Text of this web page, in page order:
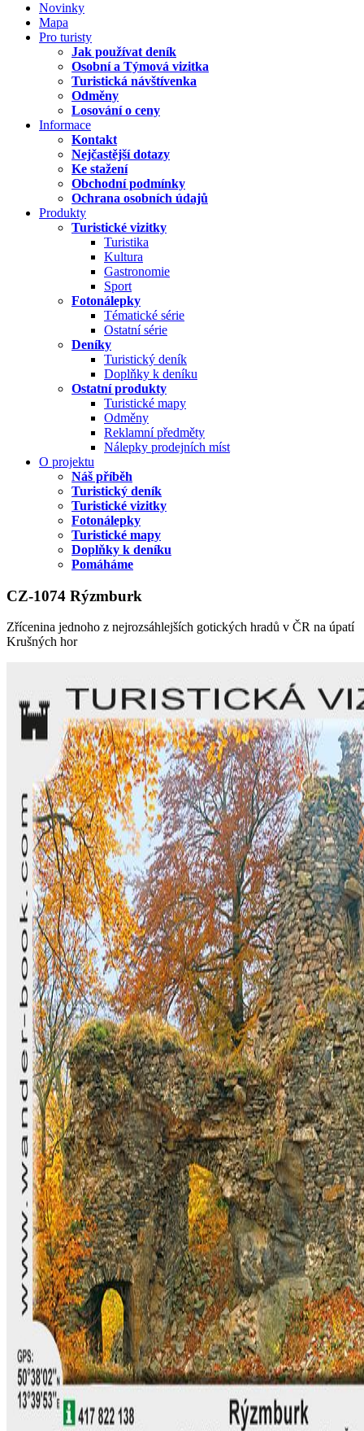
Novinky
Mapa
Pro turisty
Jak používat deník
Osobní a Týmová vizitka
Turistická návštívenka
Odměny
Losování o ceny
Informace
Kontakt
Nejčastější dotazy
Ke stažení
Obchodní podmínky
Ochrana osobních údajů
Produkty
Turistické vizitky
Turistika
Kultura
Gastronomie
Sport
Fotonálepky
Tématické série
Ostatní série
Deníky
Turistický deník
Doplňky k deníku
Ostatní produkty
Turistické mapy
Odměny
Reklamní předměty
Nálepky prodejních míst
O projektu
Náš příběh
Turistický deník
Turistické vizitky
Fotonálepky
Turistické mapy
Doplňky k deníku
Pomáháme
CZ-1074 Rýzmburk
Zřícenina jednoho z nejrozsáhlejších gotických hradů v ČR na úpatí
Krušných hor